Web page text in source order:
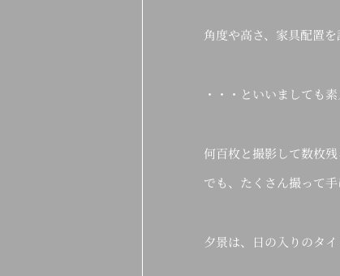
角度や高さ、家具配置
・・・といいましても
何百枚と撮影して数枚残
でも、たくさん撮って
夕景は、日の入りのタ